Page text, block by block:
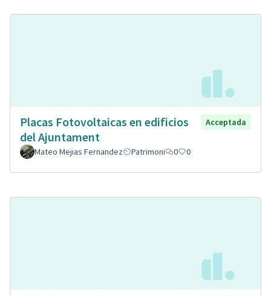
Placas Fotovoltaicas en edificios
del Ajuntament
Acceptada
Mateo Mejias Fernandez Patrimoni 0 0